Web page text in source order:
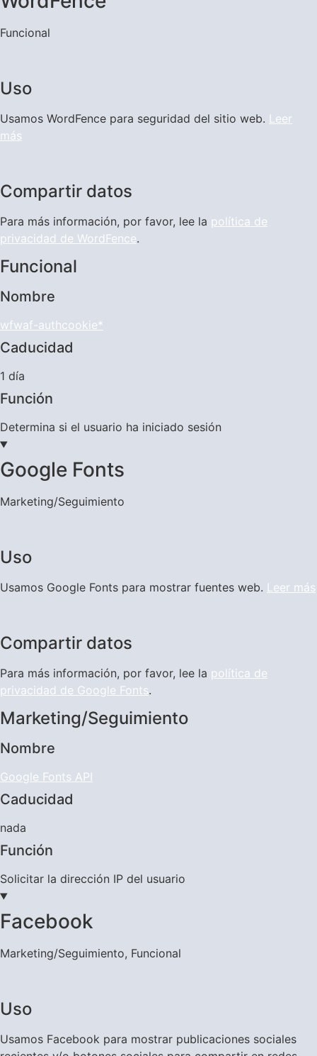
Funcional
Uso
Usamos WordFence para seguridad del sitio web. Leer
más
Compartir datos
Para más información, por favor, lee la política de
privacidad de WordFence.
Funcional
Nombre
wfwaf-authcookie*
Caducidad
1 día
Función
Determina si el usuario ha iniciado sesión
Google Fonts
Marketing/Seguimiento
Uso
Usamos Google Fonts para mostrar fuentes web. Leer más
Compartir datos
Para más información, por favor, lee la política de
privacidad de Google Fonts.
Marketing/Seguimiento
Nombre
Google Fonts API
Caducidad
nada
Función
Solicitar la dirección IP del usuario
Facebook
Marketing/Seguimiento, Funcional
Uso
Usamos Facebook para mostrar publicaciones sociales